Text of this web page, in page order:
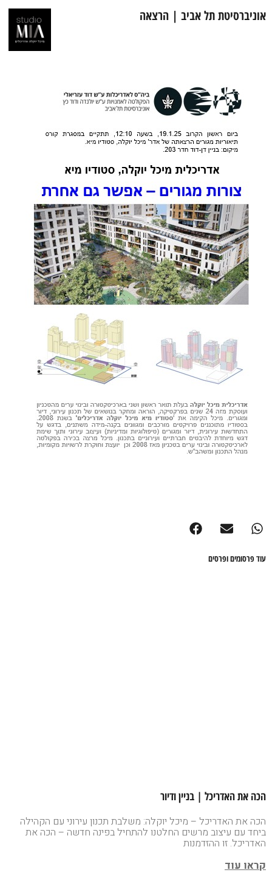
אוניברסיטת תל אביב | הרצאה
עוד פרסומים ופרסים
הכה את האדריכל | בניין ודיור
הכה את האדריכל – מיכל יוקלה: משלבת תכנון עירוני עם הקהילה
ביחד עם עיצוב מרשים החלטנו להתחיל בפינה חדשה – הכה את
האדריכל. זו ההזדמנות
קראו עוד